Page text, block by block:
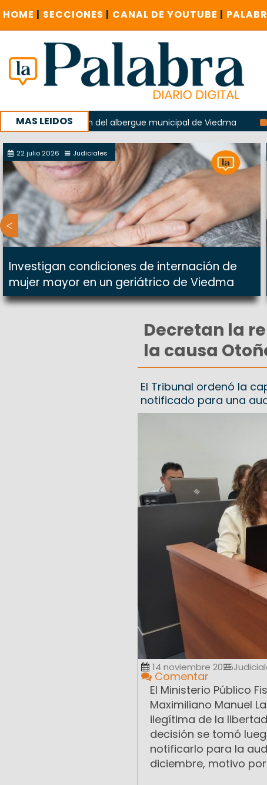
HOME | SECCIONES | CANAL DE YOUTUBE |
MAS LEIDOS
la explosión del albergue municipal de Viedma La
con un encuentro provincial en Roca
22 julio 2026 Judiciales
Investigan condiciones de internación de
mujer mayor en un geriátrico de Viedma
Decretan la
la causa
El Tribunal ordenó la
notificado para una
14 noviembre 2025
Comentar
El Ministerio Público
Maximiliano Manuel
ilegítima de la
decisión se tomó
notificarlo para la
diciembre, motivo